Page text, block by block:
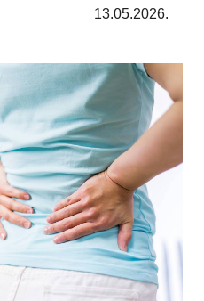
termomineralnim
da podrže zdravlje
Kombinacija
terapeutskim blatom i
vežbi fizikalne terapije
bolova, poboljšanju
svakodnevnih funkcija.
13.05.2026.